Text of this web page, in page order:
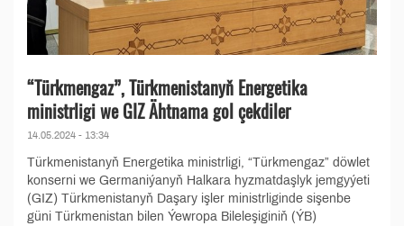
“Türkmengaz”, Türkmenistanyň Energetika
ministrligi we GIZ Ähtnama gol çekdiler
14.05.2024 - 13:34
Türkmenistanyň Energetika ministrligi, “Türkmengaz” döwlet
konserni we Germaniýanyň Halkara hyzmatdaşlyk jemgyýeti
(GIZ) Türkmenistanyň Daşary işler ministrliginde sişenbe
güni Türkmenistan bilen Ýewropa Bileleşiginiň (ÝB)